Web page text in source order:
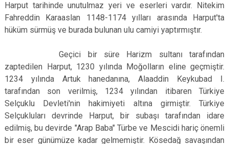
Harput tarihinde unutulmaz yeri ve eserleri vardır. Nitekim
Fahreddin Karaaslan 1148-1174 yılları arasında Harput'ta
hüküm sürmüş ve burada bulunan ulu camiyi yaptırmıştır.
Geçici bir süre Harizm sultanı tarafından
zaptedilen Harput, 1230 yılında Moğolların eline geçmiştir.
1234 yılında Artuk hanedanına, Alaaddin Keykubad I.
tarafından son verilmiş, 1234 yılından itibaren Türkiye
Selçuklu Devleti'nin hakimiyeti altına girmiştir. Türkiye
Selçukluları devrinde Harput, bir subaşı tarafından idare
edilmiş, bu devirde "Arap Baba" Türbe ve Mescidi hariç önemli
bir eser günümüze kadar gelmemiştir. Kösedağ savaşından